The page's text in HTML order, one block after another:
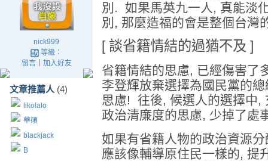
nick999
等級：
留言｜ 加入好友
文章推薦人 (4)
likolalo
華碩
blackjack
B
別. 如果馬英九一人, 真能淡
別, 那麼造福的會是整個台灣
[ 談省籍情結的過猶不及 ]
省籍情結的思慮, 已經傷害了
李登輝放棄選擇為國民黨的
思慮! 往後, 候選人的選擇中,
政治清廉度的思慮, 少掉了處
如果有省籍人物的政治資源
應該像輔導原住民一樣的, 提